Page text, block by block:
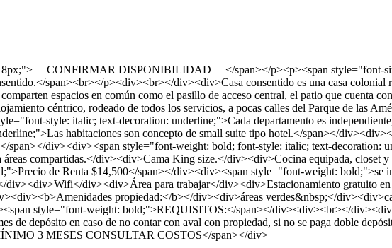
CONFIRMAR DISPONIBILIDAD —</span></p><p><span style="font-
span><br></p><div><br></div><div>Casa consentido es una casa colonial
espacios en común como el pasillo de acceso central, el patio que cuenta
céntrico, rodeado de todos los servicios, a pocas calles del Parque de las
style: italic; text-decoration: underline;">Cada departamento es independiente,
habitaciones son concepto de small suite tipo hotel.</span></
div><div><span style="font-weight: bold; font-style: italic; text-decoration:
compartidas.</div><div>Cama King size.</div><div>Cocina equipada, closet
de Renta $14,500</span></div><div><span style="font-weight: bold;">se
div><div>Área para trabajar</div><div>Estacionamiento gratuito en
propiedad:</b></div><div>áreas verdes&nbsp;</
style="font-weight: bold;">REQUISITOS:</span></div><div><br></
depósito en caso de no contar con aval con propiedad, si no se paga doble
3 MESES CONSULTAR COSTOS</span></div>